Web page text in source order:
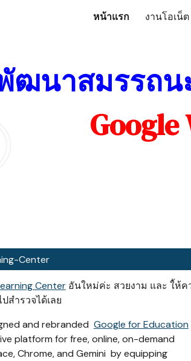
Skip to main contentหน้าแรก งานโอเน็ต
ฒนาสมรรถน
Center
Centerอันใหม่ค่ะ สวยงาม และ ใ้ห้ค
สำรวจได้เลย
and rebranded Google for Education
platform for free, online, on-demand
Chrome, and Gemini by equipping